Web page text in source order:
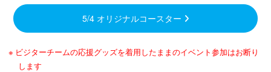
5/4 オリジナルコースター
ビジターチームの応援グッズを着用したままのイベント参加はお断り
します